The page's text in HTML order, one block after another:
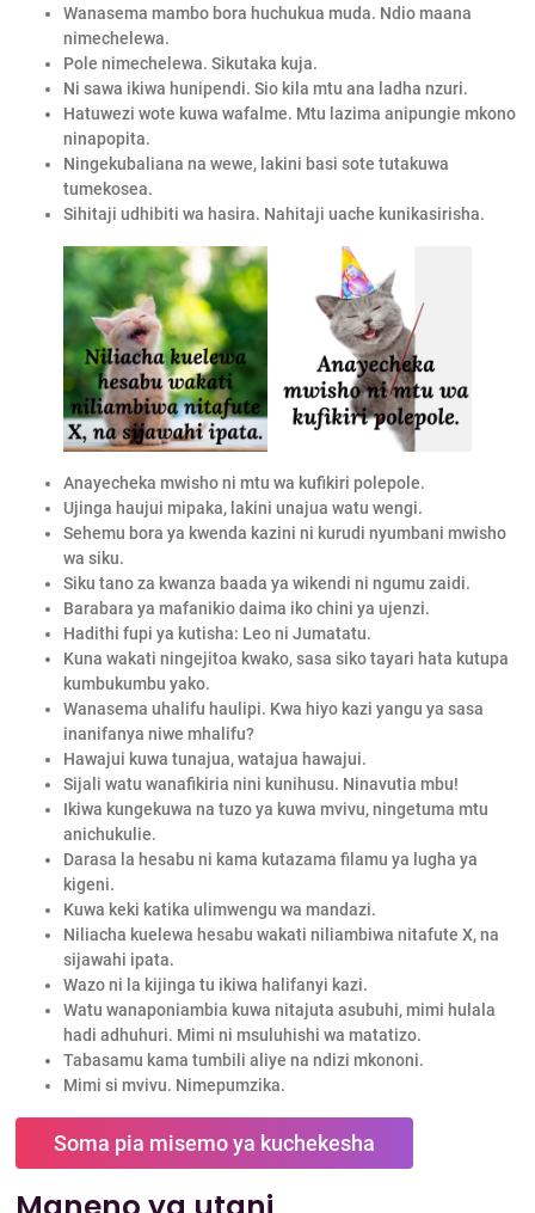
Wanasema mambo bora huchukua muda. Ndio maana
nimechelewa.
Pole nimechelewa. Sikutaka kuja.
Ni sawa ikiwa hunipendi. Sio kila mtu ana ladha nzuri.
Hatuwezi wote kuwa wafalme. Mtu lazima anipungie mkono
ninapopita.
Ningekubaliana na wewe, lakini basi sote tutakuwa
tumekosea.
Sihitaji udhibiti wa hasira. Nahitaji uache kunikasirisha.
Anayecheka mwisho ni mtu wa kufikiri polepole.
Ujinga haujui mipaka, lakini unajua watu wengi.
Sehemu bora ya kwenda kazini ni kurudi nyumbani mwisho
wa siku.
Siku tano za kwanza baada ya wikendi ni ngumu zaidi.
Barabara ya mafanikio daima iko chini ya ujenzi.
Hadithi fupi ya kutisha: Leo ni Jumatatu.
Kuna wakati ningejitoa kwako, sasa siko tayari hata kutupa
kumbukumbu yako.
Wanasema uhalifu haulipi. Kwa hiyo kazi yangu ya sasa
inanifanya niwe mhalifu?
Hawajui kuwa tunajua, watajua hawajui.
Sijali watu wanafikiria nini kunihusu. Ninavutia mbu!
Ikiwa kungekuwa na tuzo ya kuwa mvivu, ningetuma mtu
anichukulie.
Darasa la hesabu ni kama kutazama filamu ya lugha ya
kigeni.
Kuwa keki katika ulimwengu wa mandazi.
Niliacha kuelewa hesabu wakati niliambiwa nitafute X, na
sijawahi ipata.
Wazo ni la kijinga tu ikiwa halifanyi kazi.
Watu wanaponiambia kuwa nitajuta asubuhi, mimi hulala
hadi adhuhuri. Mimi ni msuluhishi wa matatizo.
Tabasamu kama tumbili aliye na ndizi mkononi.
Mimi si mvivu. Nimepumzika.
Soma pia misemo ya kuchekesha